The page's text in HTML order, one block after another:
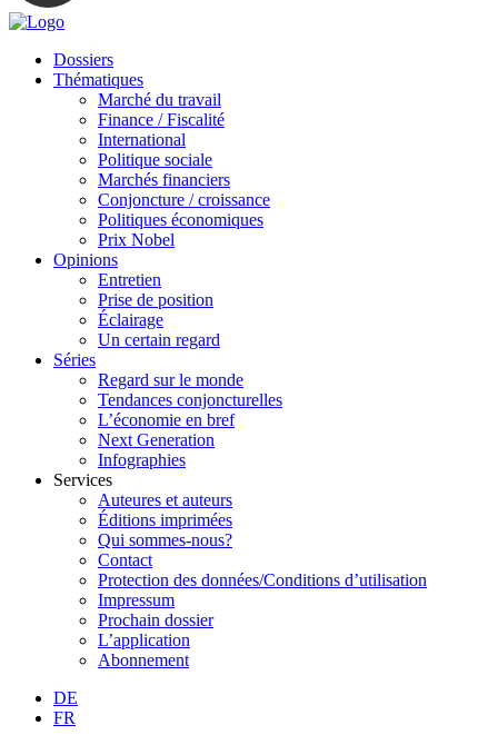
Dossiers
Thématiques
Marché du travail
Finance / Fiscalité
International
Politique sociale
Marchés financiers
Conjoncture / croissance
Politiques économiques
Prix Nobel
Opinions
Entretien
Prise de position
Éclairage
Un certain regard
Séries
Regard sur le monde
Tendances conjoncturelles
L’économie en bref
Next Generation
Infographies
Services
Auteures et auteurs
Éditions imprimées
Qui sommes-nous?
Contact
Protection des données/Conditions d’utilisation
Impressum
Prochain dossier
L’application
Abonnement
DE
FR